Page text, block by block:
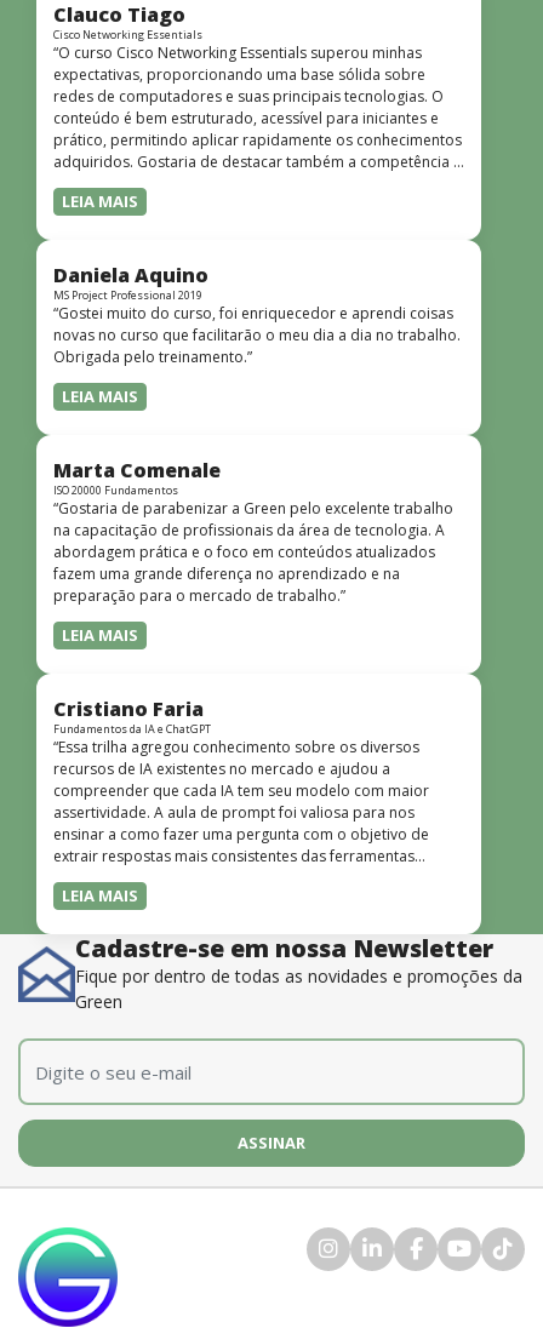
Clauco Tiago
Cisco Networking Essentials
“O curso Cisco Networking Essentials superou minhas
expectativas, proporcionando uma base sólida sobre
redes de computadores e suas principais tecnologias. O
conteúdo é bem estruturado, acessível para iniciantes e
prático, permitindo aplicar rapidamente os conhecimentos
adquiridos. Gostaria de destacar também a competência e
o conhecimento técnico do instrutor Peterson, que
demonstrou total domínio do assunto e soube explicar
dinâmicas e envolventes. Recomendo o curso para todos
que desejam iniciar ou aprofundar seus conhecimentos em
redes!”
LEIA MAIS
Daniela Aquino
MS Project Professional 2019
“Gostei muito do curso, foi enriquecedor e aprendi coisas
novas no curso que facilitarão o meu dia a dia no trabalho.
Obrigada pelo treinamento.”
LEIA MAIS
Marta Comenale
ISO 20000 Fundamentos
“Gostaria de parabenizar a Green pelo excelente trabalho
na capacitação de profissionais da área de tecnologia. A
abordagem prática e o foco em conteúdos atualizados
fazem uma grande diferença no aprendizado e na
preparação para o mercado de trabalho.”
LEIA MAIS
Cristiano Faria
Fundamentos da IA e ChatGPT
“Essa trilha agregou conhecimento sobre os diversos
recursos de IA existentes no mercado e ajudou a
compreender que cada IA tem seu modelo com maior
assertividade. A aula de prompt foi valiosa para nos
ensinar a como fazer uma pergunta com o objetivo de
extrair respostas mais consistentes das ferramentas
disponíveis. O instrutor também é muito bom, além de
dominar o conteúdo, possui uma didática que incentiva o
LEIA MAIS
Cadastre-se em nossa Newsletter
Fique por dentro de todas as novidades e promoções da
Green
E-mail